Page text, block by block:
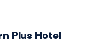
Plus Hotel